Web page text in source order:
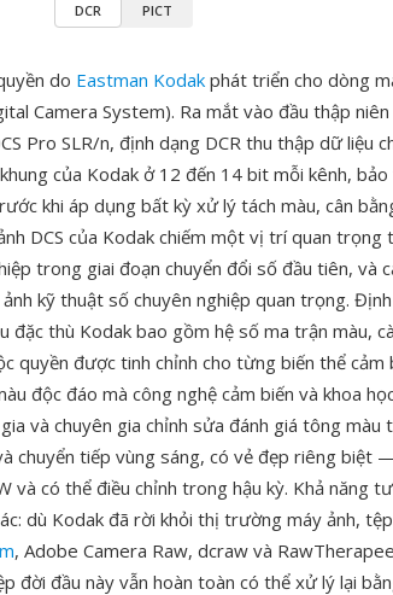
DCR PICT
do Eastman Kodak phát triển cho dòng
Camera System). Ra mắt vào đầu thập
Pro SLR/n, định dạng DCR thu thập dữ liệu
của Kodak ở 12 đến 14 bit mỗi kênh,
khi áp dụng bất kỳ xử lý tách màu, cân
DCS của Kodak chiếm một vị trí quan trọng
trong giai đoạn chuyển đổi số đầu tiên, và
kỹ thuật số chuyên nghiệp quan trọng.
đặc thù Kodak bao gồm hệ số ma trận màu,
quyền được tinh chỉnh cho từng biến thể cảm
độc đáo mà công nghệ cảm biến và khoa
và chuyên gia chỉnh sửa đánh giá tông màu
chuyển tiếp vùng sáng, có vẻ đẹp riêng biệt
và có thể điều chỉnh trong hậu kỳ. Khả năng
dù Kodak đã rời khỏi thị trường máy ảnh, tệp
, Adobe Camera Raw, dcraw và
đời đầu này vẫn hoàn toàn có thể xử lý lại